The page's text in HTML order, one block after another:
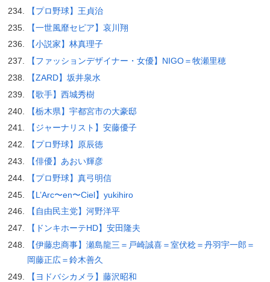
【プロ野球】王貞治
【一世風靡セピア】哀川翔
【小説家】林真理子
【ファッションデザイナー・女優】NIGO＝牧瀬里穂
【ZARD】坂井泉水
【歌手】西城秀樹
【栃木県】宇都宮市の大豪邸
【ジャーナリスト】安藤優子
【プロ野球】原辰徳
【俳優】あおい輝彦
【プロ野球】真弓明信
【L’Arc〜en〜Ciel】yukihiro
【自由民主党】河野洋平
【ドンキホーテHD】安田隆夫
【伊藤忠商事】瀬島龍三＝戸崎誠喜＝室伏稔＝丹羽宇一郎＝
岡藤正広＝鈴木善久
【ヨドバシカメラ】藤沢昭和